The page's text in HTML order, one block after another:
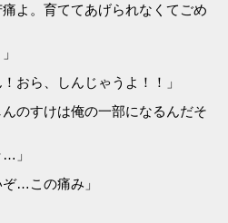
よ。育ててあげられなくてごめ
おら、しんじゃうよ！！」
のすけは俺の一部になるんだそ
」
…この痛み」